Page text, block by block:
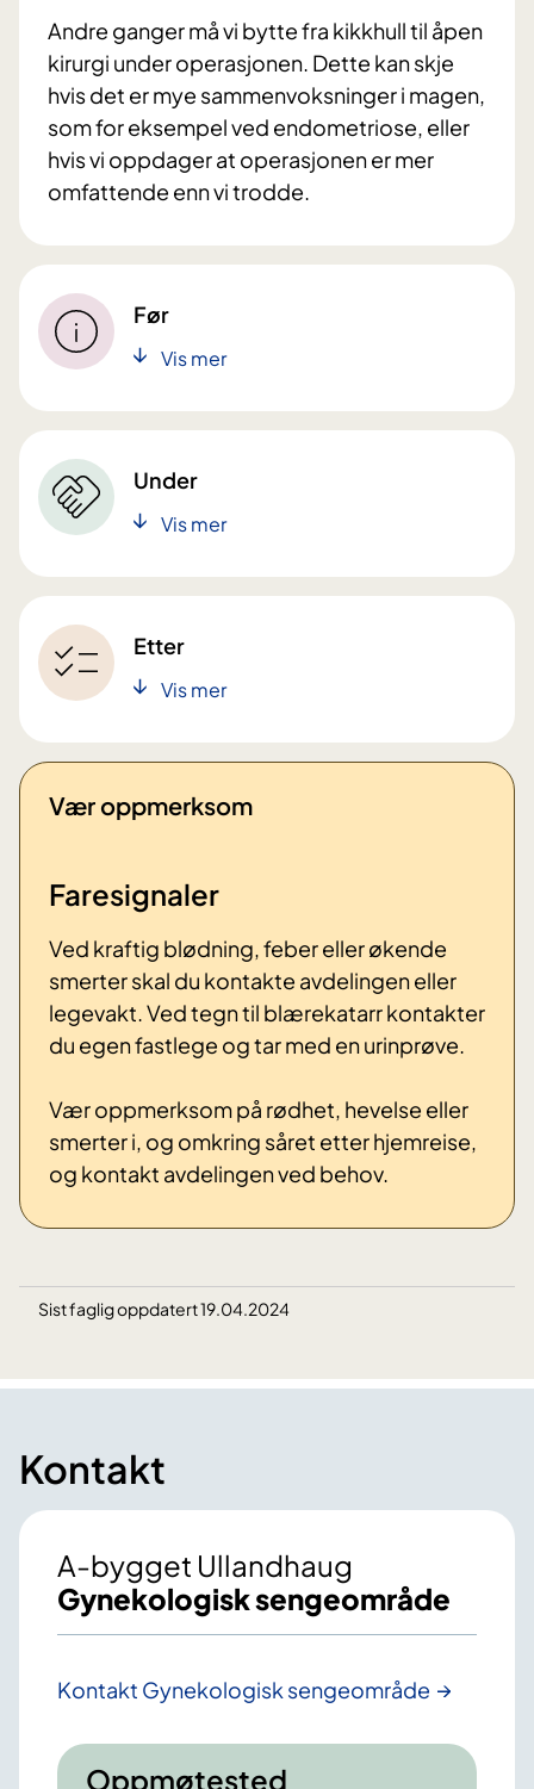
Andre ganger må vi bytte fra kikkhull til åpen
kirurgi under operasjonen. Dette kan skje
hvis det er mye sammenvoksninger i magen,
som for eksempel ved endometriose, eller
hvis vi oppdager at operasjonen er mer
omfattende enn vi trodde.
Før
Vis mer
Under
Vis mer
Etter
Vis mer
Vær oppmerksom
Faresignaler
Ved kraftig blødning, feber eller økende
smerter skal du kontakte avdelingen eller
legevakt. Ved tegn til blærekatarr kontakter
du egen fastlege og tar med en urinprøve.
Vær oppmerksom på rødhet, hevelse eller
smerter i, og omkring såret etter hjemreise,
og kontakt avdelingen ved behov.
Sist faglig oppdatert 19.04.2024
Kontakt
A-bygget Ullandhaug
Gynekologisk sengeområde
Kontakt Gynekologisk sengeområde
Oppmøtested